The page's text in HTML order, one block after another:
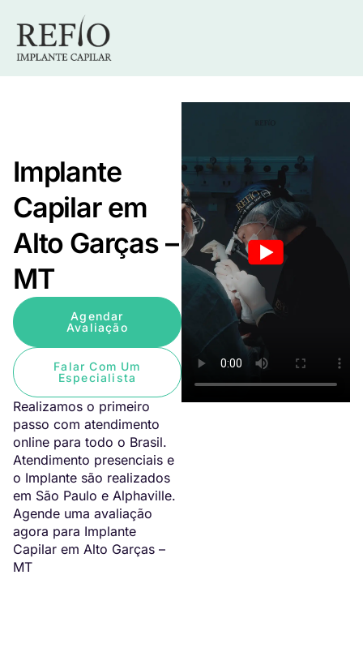
Implante
Capilar em
Alto Garças –
MT
Agendar
Avaliação
Falar Com Um
Especialista
Realizamos o primeiro
passo com atendimento
online para todo o Brasil.
Atendimento presenciais e
o Implante são realizados
em São Paulo e Alphaville.
Agende uma avaliação
agora para Implante
Capilar em Alto Garças –
MT